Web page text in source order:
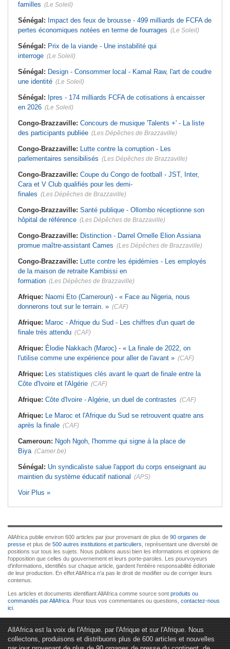
familles (Le Soleil)
Sénégal: Impact des feux de brousse - 499 milliards de FCFA de
pertes économiques notées en terme de fourrages (Le Soleil)
Sénégal: Prix de la viande - Une instabilité qui
interroge (Le Soleil)
Sénégal: Design - Consommer local - Kamal Raw, l'art de coudre
une identité (Le Soleil)
Sénégal: Ipres - 174 milliards FCFA de cotisations à encaisser
en 2026 (Le Soleil)
Congo-Brazzaville: Concours de musique 'Talents +' - La liste
des participants publiée (Les Dépêches de Brazzaville)
Congo-Brazzaville: Lutte contre la corruption - Les
parlementaires sensibilisés (Les Dépêches de Brazzaville)
Congo-Brazzaville: Coupe du Congo de football - JST, Inter,
Cara et V Club qualifiés pour les demi-
finales (Les Dépêches de Brazzaville)
Congo-Brazzaville: Santé publique - Ollombo réceptionne son
hôpital de référence (Les Dépêches de Brazzaville)
Congo-Brazzaville: Distinction - Darrel Ornelle Elion Assiana
promue maître-assistant Cames (Les Dépêches de Brazzaville)
Congo-Brazzaville: Lutte contre les épidémies - Les employés
de la maison de retraite Kambissi en
formation (Les Dépêches de Brazzaville)
Afrique: Naomi Eto (Cameroun) - « Face au Nigeria, nous
donnerons tout sur le terrain. » (CAF)
Afrique: Maroc - Afrique du Sud - Les chiffres d'un quart de
finale très attendu (CAF)
Afrique: Élodie Nakkach (Maroc) - « La finale de 2022, on
l'utilise comme une expérience pour aller de l'avant » (CAF)
Afrique: Les statistiques clés avant le quart de finale entre la
Côte d'Ivoire et l'Algérie (CAF)
Afrique: Côte d'Ivoire - Algérie, un duel de contrastes (CAF)
Afrique: Le Maroc et l'Afrique du Sud se retrouvent quatre ans
après la finale (CAF)
Cameroun: Ngoh Ngoh, l'homme qui signe à la place de
Biya (Camer.be)
Sénégal: Un syndicaliste salue l'apport du corps enseignant au
maintien du système éducatif national (APS)
Voir Plus »
AllAfrica publie environ 600 articles par jour provenant de plus de 90 organes de
presse et plus de 500 autres institutions et particuliers , représentant une diversité de
positions sur tous les sujets. Nous publions aussi bien les informations et opinions de
l'opposition que celles du gouvernement et leurs porte-paroles. Les pourvoyeurs
d'informations, identifiés sur chaque article, gardent l'entière responsabilité éditoriale
de leur production. En effet AllAfrica n'a pas le droit de modifier ou de corriger leurs
contenus.
Les articles et documents identifiant AllAfrica comme source sont produits ou
commandés par AllAfrica . Pour tous vos commentaires ou questions, contactez-nous
ici
AllAfrica est la voix de l'Afrique. par l'Afrique et sur l'Afrique. Nous
collectons, produisons et distribuons plus de 600 articles et nouvelles